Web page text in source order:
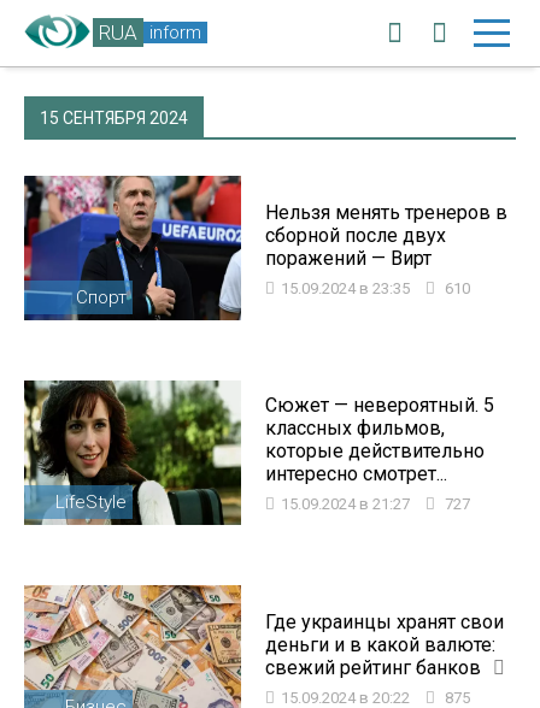
RUA inform
15 СЕНТЯБРЯ 2024
Спорт
Нельзя менять тренеров в
сборной после двух
поражений — Вирт
15.09.2024 в 23:35 610
LifeStyle
Сюжет — невероятный. 5
классных фильмов,
которые действительно
интересно смотрет...
15.09.2024 в 21:27 727
Где украинцы хранят свои
деньги и в какой валюте:
свежий рейтинг банков
15.09.2024 в 20:22 875